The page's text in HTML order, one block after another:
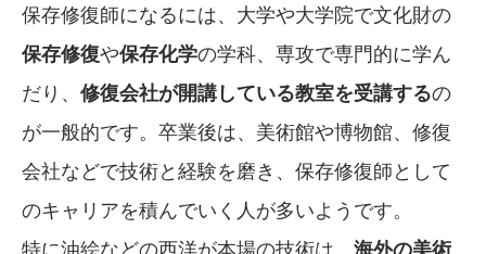
保存修復師になるには、大学や大学院で文化財の
保存修復や保存化学の学科、専攻で専門的に学ん
だり、 修復会社が開講している教室を受講するの
が一般的です。卒業後は、美術館や博物館、修復
会社などで技術と経験を磨き、保存修復師として
のキャリアを積んでいく人が多いようです。
特に油絵などの西洋が本場の技術は、 海外の美術